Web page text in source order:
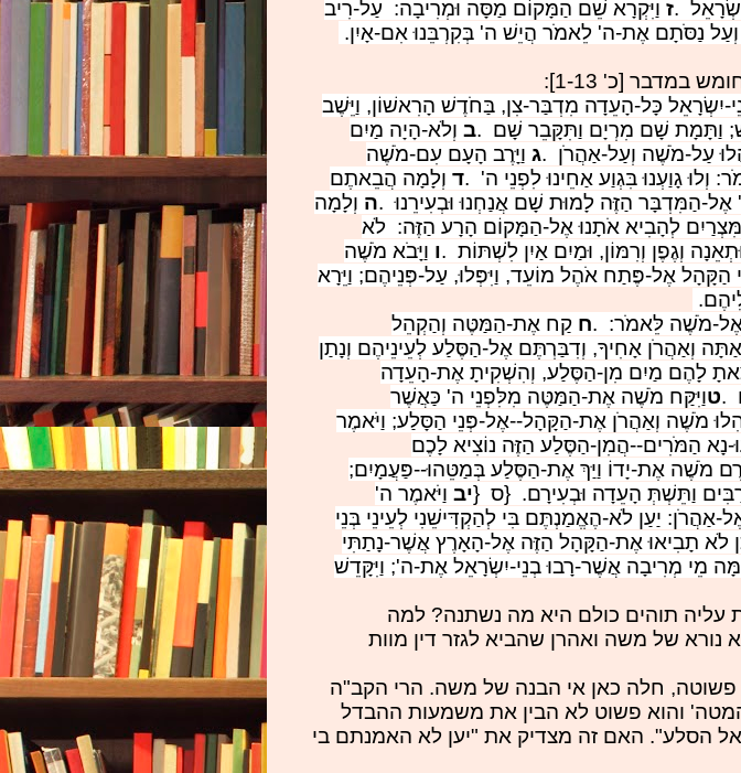
.ז וַיִּקְרָא שֵׁם הַמָּקוֹם מַסָּה וּמְרִיבָה: עַל-רִיב
וְעַל נַסֹּתָם אֶת-ה' לֵאמֹר הֲיֵשׁ ה' בְּקִרְבֵּנוּ אִם-אָיִן.
במדבר [כ' 1-13]:
יִשְׂרָאֵל כָּל-הָעֵדָה מִדְבַּר-צִן, בַּחֹדֶשׁ הָרִאשׁוֹן, וַיֵּשֶׁב
וַתָּמָת שָׁם מִרְיָם וַתִּקָּבֵר שָׁם .ב וְלֹא-הָיָה מַיִם
עַל-מֹשֶׁה וְעַל-אַהֲרֹן .ג וַיָּרֶב הָעָם עִם-מֹשֶׁה
וְלוּ גָוַעְנוּ בִּגְוַע אַחֵינוּ לִפְנֵי ה' .ד וְלָמָה הֲבֵאתֶם
הַמִּדְבָּר הַזֶּה לָמוּת שָׁם אֲנַחְנוּ וּבְעִירֵנוּ .ה וְלָמָה
לְהָבִיא אֹתָנוּ אֶל-הַמָּקוֹם הָרָע הַזֶּה: לֹא
וְגֶפֶן וְרִמּוֹן, וּמַיִם אַיִן לִשְׁתּוֹת .ו וַיָּבֹא מֹשֶׁה
הַקָּהָל אֶל-פֶּתַח אֹהֶל מוֹעֵד, וַיִּפְּלוּ, עַל-פְּנֵיהֶם; וַיֵּרָא
אֶל-מֹשֶׁה לֵּאמֹר: .ח קַח אֶת-הַמַּטֶּה וְהַקְהֵל
וְאַהֲרֹן אָחִיךָ, וְדִבַּרְתֶּם אֶל-הַסֶּלַע לְעֵינֵיהֶם וְנָתַן
לָהֶם מַיִם מִן-הַסֶּלַע, וְהִשְׁקִיתָ אֶת-הָעֵדָה
.טוַיִּקַּח מֹשֶׁה אֶת-הַמַּטֶּה מִלִּפְנֵי ה' כַּאֲשֶׁר
מֹשֶׁה וְאַהֲרֹן אֶת-הַקָּהָל--אֶל-פְּנֵי הַסָּלַע; וַיֹּאמֶר
הַמֹּרִים--הֲמִן-הַסֶּלַע הַזֶּה נוֹצִיא לָכֶם
מֹשֶׁה אֶת-יָדוֹ וַיַּךְ אֶת-הַסֶּלַע בְּמַטֵּהוּ--פַּעֲמָיִם;
רַבִּים וַתֵּשְׁתְּ הָעֵדָה וּבְעִירָם. {ס }יב וַיֹּאמֶר ה'
אַהֲרֹן: יַעַן לֹא-הֶאֱמַנְתֶּם בִּי לְהַקְדִּישֵׁנִי לְעֵינֵי בְּנֵי
לֹא תָבִיאוּ אֶת-הַקָּהָל הַזֶּה אֶל-הָאָרֶץ אֲשֶׁר-נָתַתִּי
מֵי מְרִיבָה אֲשֶׁר-רָבוּ בְנֵי-יִשְׂרָאֵל אֶת-ה'; וַיִּקָּדֵשׁ
עליה תוהים כולם היא מה נשתנה? למה
של משה ואהרן שהביא לגזר דין מוות
פשוטה, חלה כאן אי הבנה של משה. הרי הקב"ה
והוא פשוט לא הבין את משמעות ההבדל
הסלע". האם זה מצדיק את "יען לא האמנתם בי